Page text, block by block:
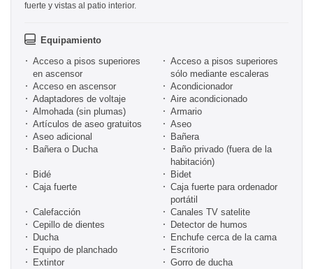
fuerte y vistas al patio interior.
Equipamiento
Acceso a pisos superiores
en ascensor
Acceso a pisos superiores
sólo mediante escaleras
Acceso en ascensor
Acondicionador
Adaptadores de voltaje
Aire acondicionado
Almohada (sin plumas)
Armario
Artículos de aseo gratuitos
Aseo
Aseo adicional
Bañera
Bañera o Ducha
Baño privado (fuera de la
habitación)
Bidé
Bidet
Caja fuerte
Caja fuerte para ordenador
portátil
Calefacción
Canales TV satelite
Cepillo de dientes
Detector de humos
Ducha
Enchufe cerca de la cama
Equipo de planchado
Escritorio
Extintor
Gorro de ducha